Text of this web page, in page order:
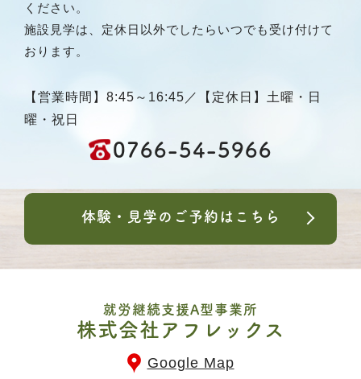
ください。
施設見学は、定休日以外でしたらいつでも受け付けて
おります。
【営業時間】8:45～16:45／【定休日】土曜・日
曜・祝日
0766-54-5966
体験・見学のご予約はこちら
就労継続支援A型事業所
株式会社アフレックス
Google Map